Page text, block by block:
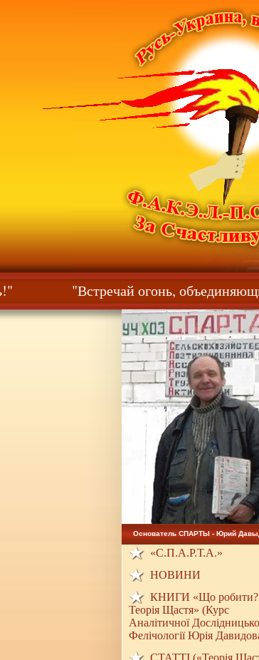
"Встречай огонь,
Основатель СПАРТЫ - Юрий
«С.П.А.Р.Т.А.»
НОВИНИ
КНИГИ «Що робити?
Теорія Щастя» (Курс
Аналітичної
Фелічології Юрія
СТАТТІ («Теорія